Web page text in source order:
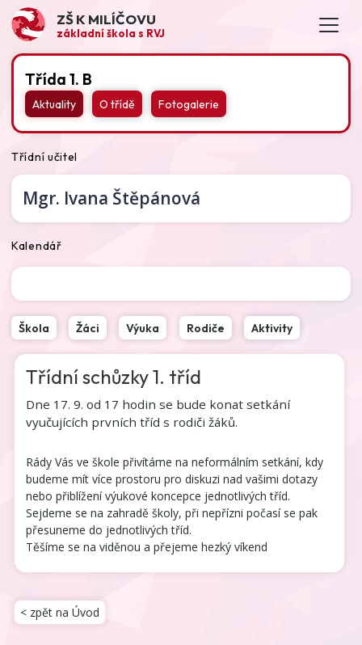
ZŠ K MILÍČOVU
základní škola s RVJ
Třída 1. B
Aktuality O třídě Fotogalerie
Třídní učitel
Mgr. Ivana Štěpánová
Kalendář
Škola Žáci Výuka Rodiče Aktivity
Třídní schůzky 1. tříd
Dne 17. 9. od 17 hodin se bude konat setkání
vyučujících prvních tříd s rodiči žáků.
Rády Vás ve škole přivítáme na neformálním setkání, kdy
budeme mít více prostoru pro diskuzi nad vašimi dotazy
nebo přiblížení výukové koncepce jednotlivých tříd.
Sejdeme se na zahradě školy, při nepřízni počasí se pak
přesuneme do jednotlivých tříd.
Těšíme se na viděnou a přejeme hezký víkend
< zpět na Úvod